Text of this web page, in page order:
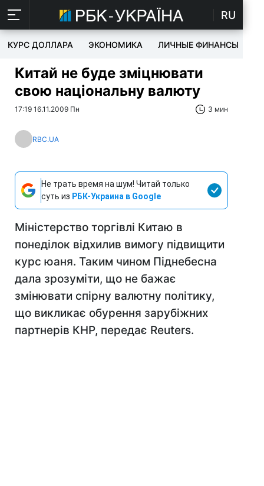
RU
КУРС ДОЛЛАРА ЭКОНОМИКА ЛИЧНЫЕ ФИНАНСЫ
Китай не буде зміцнювати
свою національну валюту
17:19 16.11.2009 Пн 3 мин
RBC.UA
Не трать время на шум! Читай только
суть из РБК-Украина в Google
Міністерство торгівлі Китаю в
понеділок відхилив вимогу підвищити
курс юаня. Таким чином Піднебесна
дала зрозуміти, що не бажає
змінювати спірну валютну політику,
що викликає обурення зарубіжних
партнерів КНР, передає Reuters.